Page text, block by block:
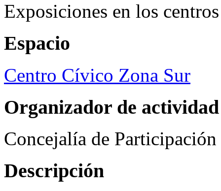
Exposiciones en los
Espacio
Centro Cívico Zona Sur
Organizador de actividad
Concejalía de
Descripción